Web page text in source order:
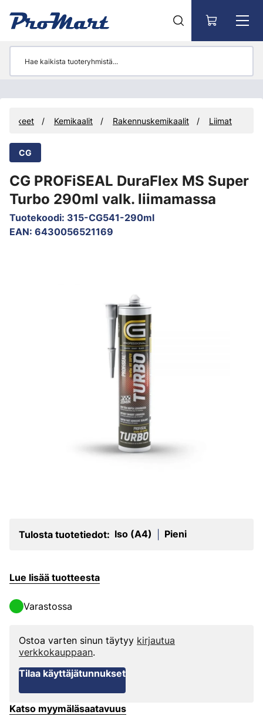
Kemikaalit Rakennuskemikaalit Liimat
CG
CG PROFiSEAL DuraFlex MS Super
Turbo 290ml valk. liimamassa
Tuotekoodi: 315-CG541-290ml
EAN: 6430056521169
Tulosta tuotetiedot: Iso (A4) Pieni
Lue lisää tuotteesta
Varastossa
Ostoa varten sinun täytyy kirjautua
verkkokauppaan.
Tilaa käyttäjätunnukset
Katso myymäläsaatavuus